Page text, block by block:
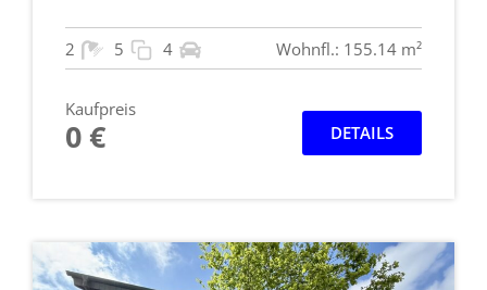
2 5 4 Wohnfl.: 155.14 m²
Kaufpreis
0 € DETAILS